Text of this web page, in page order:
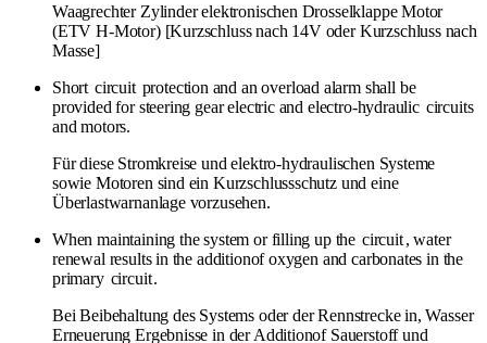
Waagrechter Zylinder elektronischen Drosselklappe Motor
(ETV H-Motor) [Kurzschluss nach 14V oder Kurzschluss nach
Masse]
Short circuit protection and an overload alarm shall be
provided for steering gear electric and electro-hydraulic circuits
and motors.
Für diese Stromkreise und elektro-hydraulischen Systeme
sowie Motoren sind ein Kurzschlussschutz und eine
Überlastwarnanlage vorzusehen.
When maintaining the system or filling up the circuit, water
renewal results in the additionof oxygen and carbonates in the
primary circuit.
Bei Beibehaltung des Systems oder der Rennstrecke in, Wasser
Erneuerung Ergebnisse in der Additionof Sauerstoff und